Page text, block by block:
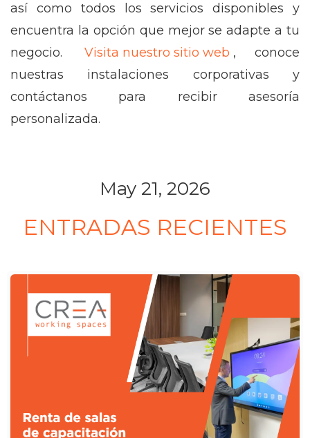
así como todos los servicios disponibles y
encuentra la opción que mejor se adapte a tu
negocio.
Visita nuestro sitio web , conoce
nuestras instalaciones corporativas y
contáctanos para recibir asesoría
personalizada.
May 21, 2026
ENTRADAS RECIENTES